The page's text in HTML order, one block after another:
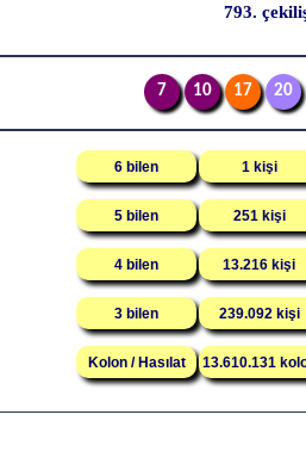
793.
7 10 17 20
6 bilen 1 kişi
5 bilen 251 kişi
4 bilen 13.216 kişi
3 bilen 239.092 kişi
Kolon / Hasılat 13.610.131